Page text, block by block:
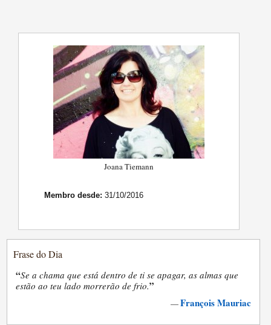
Joana Tiemann
Membro desde: 31/10/2016
Frase do Dia
“Se a chama que está dentro de ti se apagar, as almas que
estão ao teu lado morrerão de frio.”
—François Mauriac